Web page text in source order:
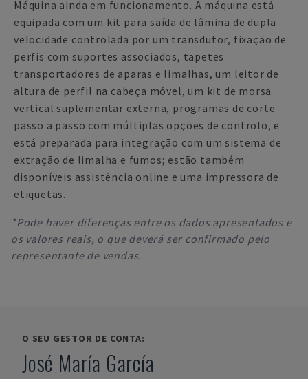
Máquina ainda em funcionamento. A máquina está
equipada com um kit para saída de lâmina de dupla
velocidade controlada por um transdutor, fixação de
perfis com suportes associados, tapetes
transportadores de aparas e limalhas, um leitor de
altura de perfil na cabeça móvel, um kit de morsa
vertical suplementar externa, programas de corte
passo a passo com múltiplas opções de controlo, e
está preparada para integração com um sistema de
extração de limalha e fumos; estão também
disponíveis assistência online e uma impressora de
etiquetas.
*Pode haver diferenças entre os dados apresentados e
os valores reais, o que deverá ser confirmado pelo
representante de vendas.
O SEU GESTOR DE CONTA:
José María García